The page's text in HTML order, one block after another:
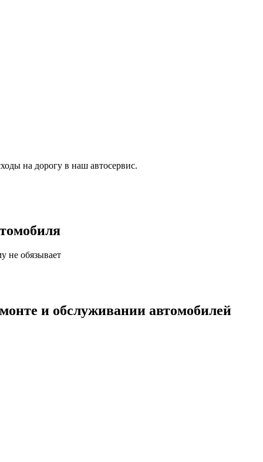
на дорогу в наш автосервис.
не обязывает
и обслуживании автомобилей